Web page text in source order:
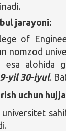
jarayoni:
of
nomzod
esa alohida
yil 30-iyul.
uchun
universitet